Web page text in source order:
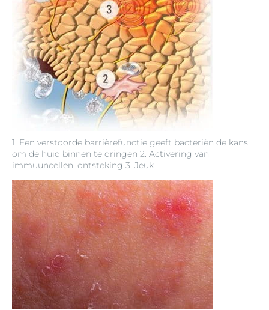
1. Een verstoorde barrièrefunctie geeft bacteriën de kans
om de huid binnen te dringen 2. Activering van
immuuncellen, ontsteking 3. Jeuk